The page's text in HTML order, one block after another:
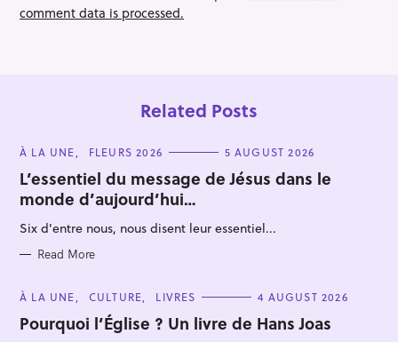
t
comment data is processed.
Related Posts
C
T
E
G
O
R
I
S
À LA UNE FLEURS 2026 5 AUGUST 2026
L’essentiel du message de Jésus dans le
monde d’aujourd’hui…
Six d'entre nous, nous disent leur essentiel...
Read More
C
T
E
À LA UNE CULTURE LIVRES 4 AUGUST 2026
Pourquoi l’Église ? Un livre de Hans Joas
S